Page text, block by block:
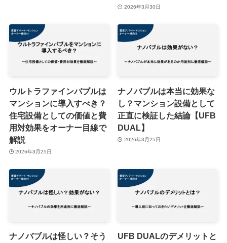
2026年3月30日
ウルトラファインバブルは
マンションに導入すべき？
住宅設備としての価値と費
用対効果をオーナー目線で
解説
2026年3月25日
ナノバブルは本当に効果な
し？マンション設備として
正直に検証した結論【UFB
DUAL】
2026年3月25日
ナノバブルは怪しい？そう
UFB DUALのデメリットと